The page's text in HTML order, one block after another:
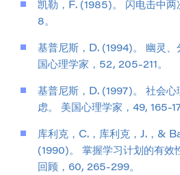
凯勒，F. (1985)。 闪电击中
8。
基普尼斯，D. (1994)。 幽灵、
国心理学家，52, 205-211。
基普尼斯，D. (1997)。 社会
虑。 美国心理学家，49, 165-
库利克，C.，库利克，J.，&
(1990)。 掌握学习计划的有效
回顾，60, 265-299。